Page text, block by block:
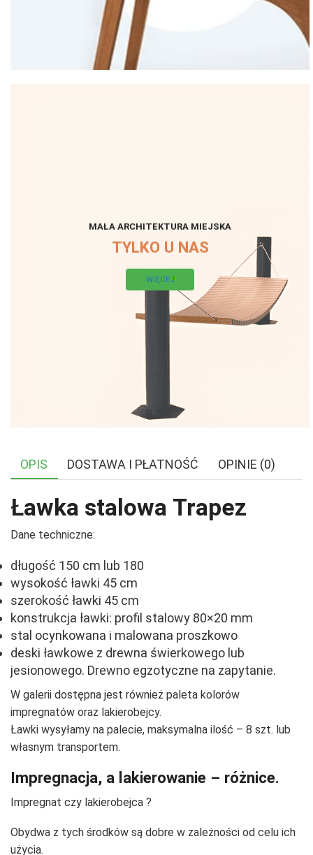
MAŁA ARCHITEKTURA MIEJSKA
TYLKO U NAS
WIĘCEJ
OPIS DOSTAWA I PŁATNOŚĆ OPINIE (0)
Ławka stalowa Trapez
Dane techniczne:
długość 150 cm lub 180
wysokość ławki 45 cm
szerokość ławki 45 cm
konstrukcja ławki: profil stalowy 80×20 mm
stal ocynkowana i malowana proszkowo
deski ławkowe z drewna świerkowego lub
jesionowego. Drewno egzotyczne na zapytanie.
W galerii dostępna jest również paleta kolorów
impregnatów oraz lakierobejcy.
Ławki wysyłamy na palecie, maksymalna ilość – 8 szt. lub
własnym transportem.
Impregnacja, a lakierowanie – różnice.
Impregnat czy lakierobejca ?
Obydwa z tych środków są dobre w zależności od celu ich
użycia.